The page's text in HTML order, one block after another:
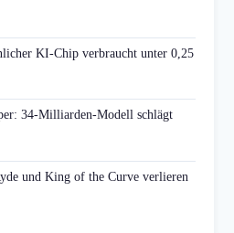
KI-Chip verbraucht unter 0,25
34-Milliarden-Modell schlägt
und King of the Curve verlieren